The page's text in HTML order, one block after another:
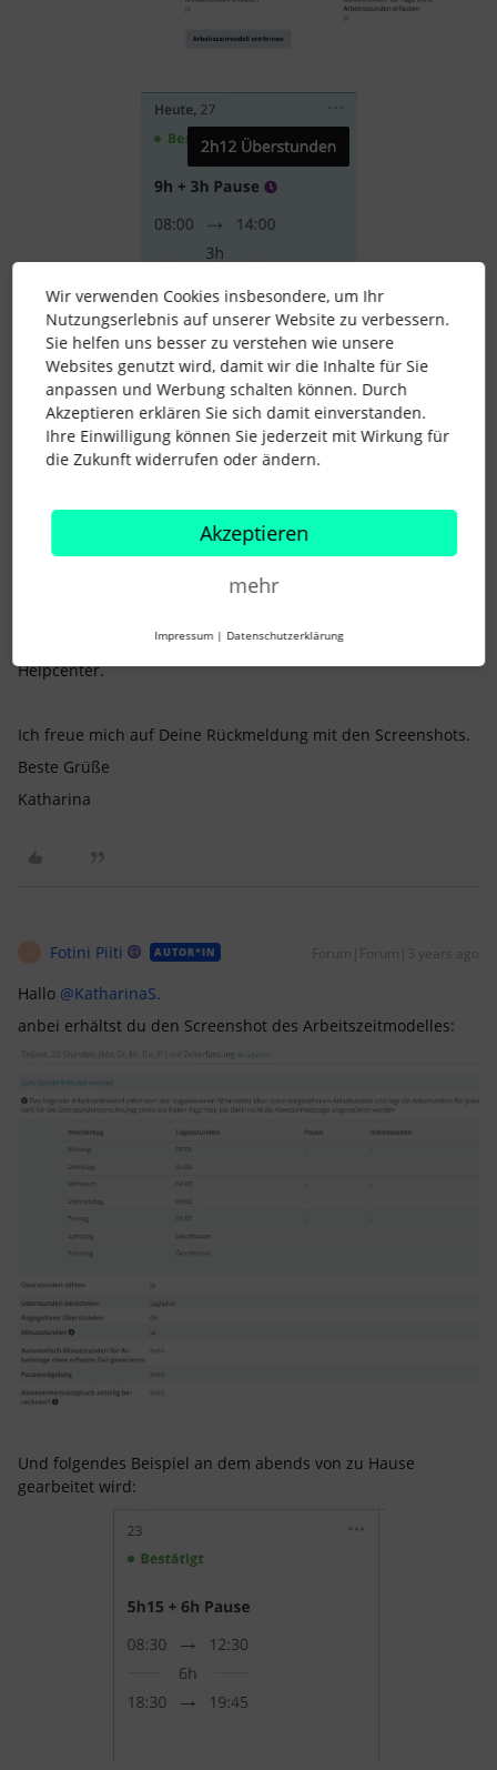
Grundsätzlich kannst Du die Zeit genauso wie von Dir
beschrieben eingeben. Pausenzeiten werden automatisch
zwischen “Lücken” in den Arbeitszeiten angezeigt und haben
keine direkte Auswirkung auf dieÜberstunden
Montag bis Freitag. UmÜberstundenzu generieren, muss die
eingetragene Arbeitszeit über 6:48h liegen.
werden. Es sind insgesamt 9 Stunden Arbeitszeit
Anwesenheiterfährst Du auch
Helpcenter.
Ich freue mich auf Deine Rückmeldung mit den Screenshots.
Beste Grüße
Katharina
Fotini Piiti AUTOR*IN Forum|Forum|3 years ago
Hallo @KatharinaS.
anbei erhältst du den Screenshot des Arbeitszeitmodelles:
Und folgendes Beispiel an dem abends von zu Hause
gearbeitet wird:
Wir verwenden Cookies insbesondere, um Ihr
Nutzungserlebnis auf unserer Website zu verbessern.
Sie helfen uns besser zu verstehen wie unsere
Websites genutzt wird, damit wir die Inhalte für Sie
anpassen und Werbung schalten können. Durch
Akzeptieren erklären Sie sich damit einverstanden.
Ihre Einwilligung können Sie jederzeit mit Wirkung für
die Zukunft widerrufen oder ändern.
Akzeptieren
mehr
Impressum | Datenschutzerklärung